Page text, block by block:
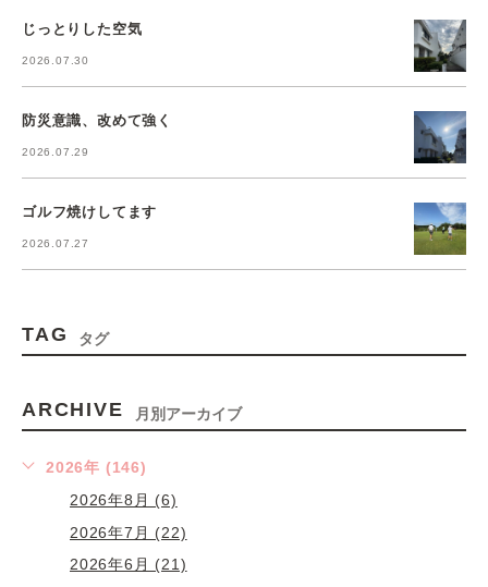
じっとりした空気
2026.07.30
防災意識、改めて強く
2026.07.29
ゴルフ焼けしてます
2026.07.27
TAG タグ
ARCHIVE 月別アーカイブ
2026年 (146)
2026年8月 (6)
2026年7月 (22)
2026年6月 (21)